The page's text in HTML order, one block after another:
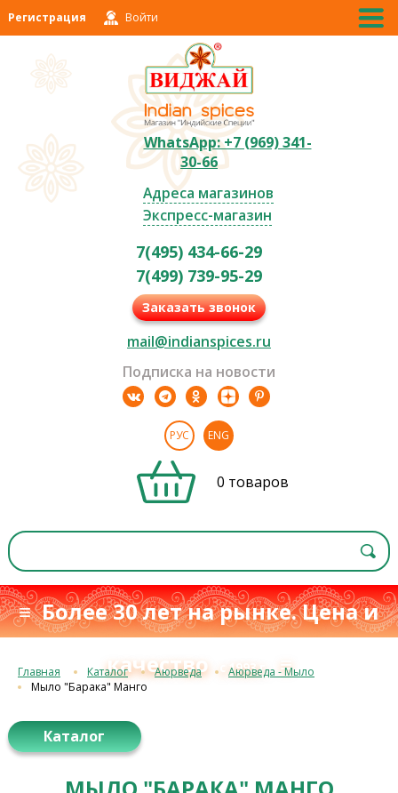
Регистрация Войти
WhatsApp: +7 (969) 341-
30-66
Адреса магазинов
Экспресс-магазин
7(495) 434-66-29
7(499) 739-95-29
Заказать звонок
mail@indianspices.ru
Подписка на новости
РУС ENG
0 товаров
≡ Более 30 лет на рынке. Цена и
качество с 1993 г.≡
Главная Каталог Аюрведа
Аюрведа - Мыло
Мыло "Барака" Манго
Каталог